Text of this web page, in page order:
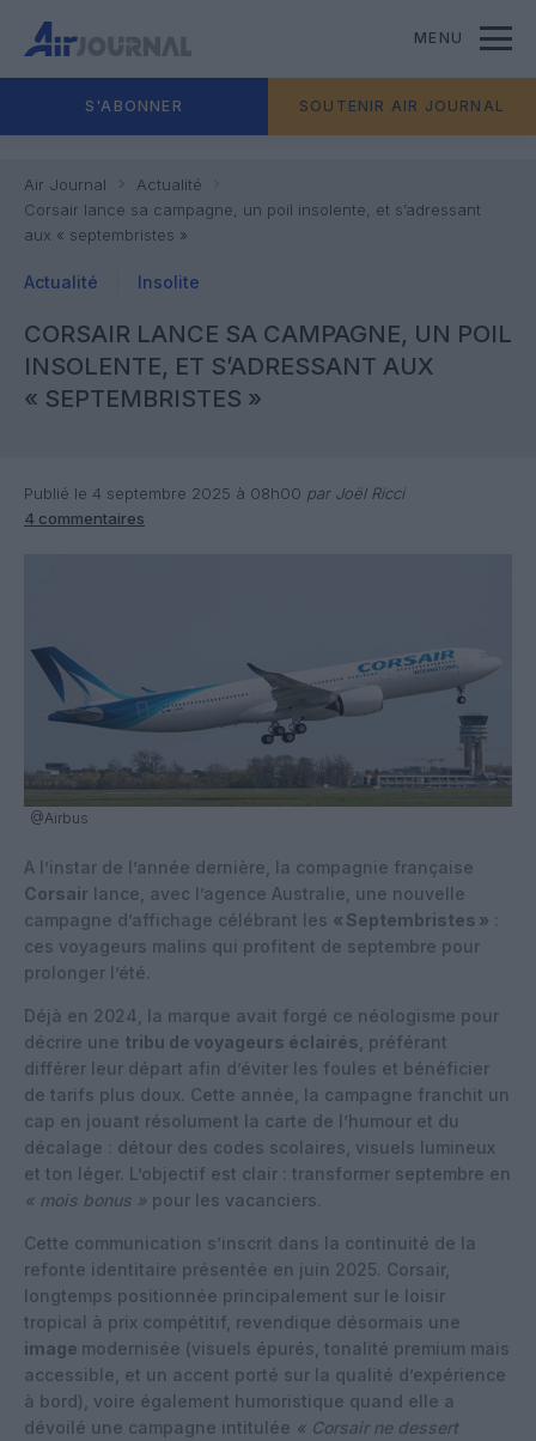
MENU
S'ABONNER SOUTENIR AIR JOURNAL
Air Journal
Actualité
Corsair lance sa campagne, un poil insolente, et s’adressant
aux « septembristes »
Actualité Insolite
CORSAIR LANCE SA CAMPAGNE, UN POIL
INSOLENTE, ET S’ADRESSANT AUX
« SEPTEMBRISTES »
Publié le 4 septembre 2025 à 08h00 par Joël Ricci
4 commentaires
@Airbus
A l’instar de l’année dernière, la compagnie française
Corsair lance, avec l’agence Australie, une nouvelle
campagne d’affichage célébrant les « Septembristes » :
ces voyageurs malins qui profitent de septembre pour
prolonger l’été.
Déjà en 2024, la marque avait forgé ce néologisme pour
décrire une tribu de voyageurs éclairés , préférant
différer leur départ afin d’éviter les foules et bénéficier
de tarifs plus doux. Cette année, la campagne franchit un
cap en jouant résolument la carte de l’humour et du
décalage : détour des codes scolaires, visuels lumineux
et ton léger. L’objectif est clair : transformer septembre en
« mois bonus » pour les vacanciers.
Cette communication s’inscrit dans la continuité de la
refonte identitaire présentée en juin 2025. Corsair,
longtemps positionnée principalement sur le loisir
tropical à prix compétitif, revendique désormais une
image modernisée (visuels épurés, tonalité premium mais
accessible, et un accent porté sur la qualité d’expérience
à bord), voire également humoristique quand elle a
dévoilé une campagne intitulée « Corsair ne dessert